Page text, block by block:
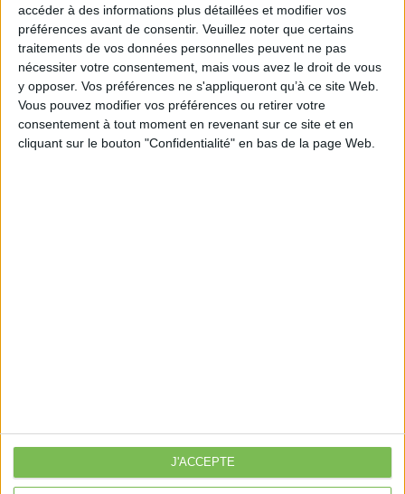
accéder à des informations plus détaillées et modifier vos
préférences avant de consentir. Veuillez noter que certains
traitements de vos données personnelles peuvent ne pas
nécessiter votre consentement, mais vous avez le droit de vous
y opposer. Vos préférences ne s'appliqueront qu’à ce site Web.
Vous pouvez modifier vos préférences ou retirer votre
consentement à tout moment en revenant sur ce site et en
cliquant sur le bouton "Confidentialité" en bas de la page Web.
J'ACCEPTE
https://www.terre-net.fr/actualite-
agricole/politique-syndicalisme/article/un-fonds-
de-500-millions-d-euros-pour-les-entrepreneurs-
innovants-205-202687.html#xtor=RSS-1
À la une
Violette la comptable